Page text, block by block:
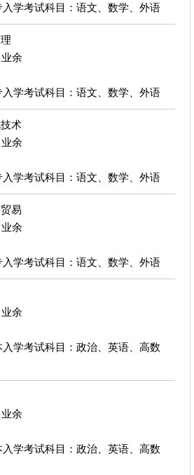
入学考试科目：语文、数学、外语
业余
入学考试科目：语文、数学、外语
术
业余
入学考试科目：语文、数学、外语
易
业余
入学考试科目：语文、数学、外语
业余
入学考试科目：政治、英语、高数
业余
入学考试科目：政治、英语、高数